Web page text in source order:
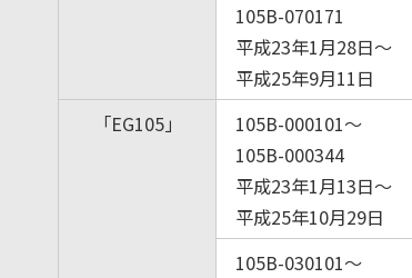
105B-070171
平成23年1月28日～
平成25年9月11日
「EG105」
105B-000101～
105B-000344
平成23年1月13日～
平成25年10月29日
105B-030101～